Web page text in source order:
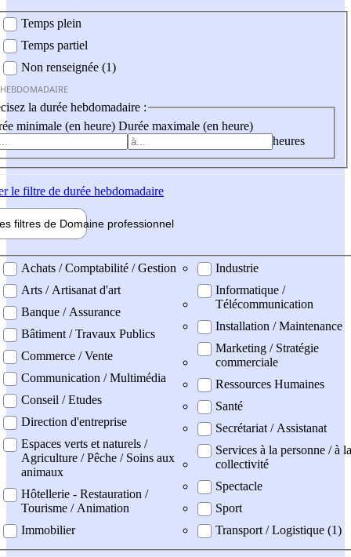
Temps plein
Temps partiel
Non renseignée (1)
la durée hebdomadaire :
minimale (en heure) Durée maximale (en heure)
heures
le filtre de durée hebdomadaire
filtres de Domaine professionnel
professionel
Achats / Comptabilité / Gestion
Arts / Artisanat d'art
Banque / Assurance
Bâtiment / Travaux Publics
Commerce / Vente
Communication / Multimédia
Conseil / Etudes
Direction d'entreprise
Espaces verts et naturels /
Agriculture / Pêche / Soins aux
animaux
Hôtellerie - Restauration /
Tourisme / Animation
Immobilier
Industrie
Informatique /
Télécommunication
Installation / Maintenance
Marketing / Stratégie
commerciale
Ressources Humaines
Santé
Secrétariat / Assistanat
Services à la personne / à la
collectivité
Spectacle
Sport
Transport / Logistique (1)